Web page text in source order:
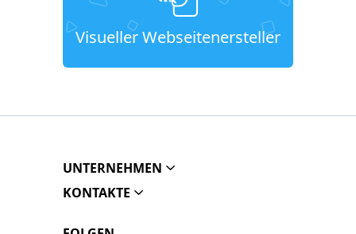
Visueller Webseitenersteller
UNTERNEHMEN
KONTAKTE